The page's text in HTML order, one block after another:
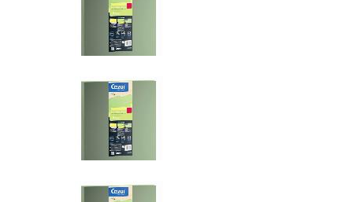
BASIC WOOD NATURE